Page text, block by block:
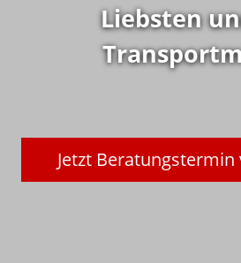
Liebsten
Jetzt